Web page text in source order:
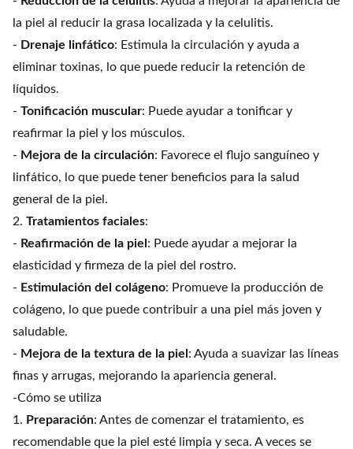
la piel al reducir la grasa localizada y la celulitis.
- Drenaje linfático: Estimula la circulación y ayuda a
eliminar toxinas, lo que puede reducir la retención de
líquidos.
- Tonificación muscular: Puede ayudar a tonificar y
reafirmar la piel y los músculos.
- Mejora de la circulación: Favorece el flujo sanguíneo y
linfático, lo que puede tener beneficios para la salud
general de la piel.
2. Tratamientos faciales:
- Reafirmación de la piel : Puede ayudar a mejorar la
elasticidad y firmeza de la piel del rostro.
- Estimulación del colágeno: Promueve la producción de
colágeno, lo que puede contribuir a una piel más joven y
saludable.
- Mejora de la textura de la piel : Ayuda a suavizar las líneas
finas y arrugas, mejorando la apariencia general.
-Cómo se utiliza
1. Preparación: Antes de comenzar el tratamiento, es
recomendable que la piel esté limpia y seca. A veces se